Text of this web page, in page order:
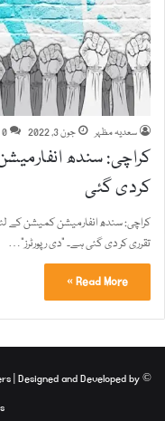
سعدیہ مظہر جون 3, 2022 0
کراچی: سندھ
کردی گئی
کراچی: سندھ انفارمیشن کمیشن کے
تقرری کر دی گئی ہے۔ "دی رپورٹرز”…
Read More »
© Copyright 2026, All Rights Reserved |
| Designed and Developed by